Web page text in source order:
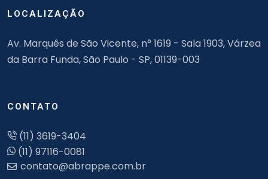
LOCALIZAÇÃO
Av. Marquês de São Vicente, n° 1619 - Sala 1903, Várzea
da Barra Funda, São Paulo - SP, 01139-003
CONTATO
(11) 3619-3404
(11) 97116-0081